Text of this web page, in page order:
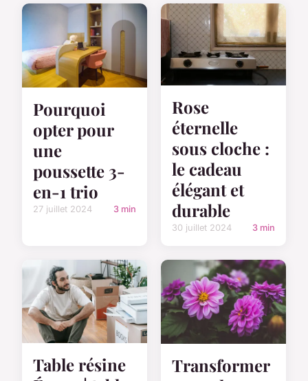
Pourquoi
opter pour
une
poussette 3-
en-1 trio
27 juillet 2024 3 min
Rose
éternelle
sous cloche :
le cadeau
élégant et
durable
30 juillet 2024 3 min
Table résine
Transformer